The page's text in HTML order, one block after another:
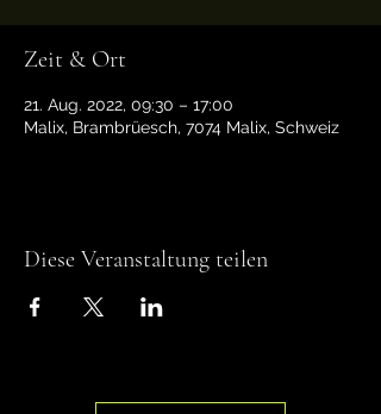
Zeit & Ort
21. Aug. 2022, 09:30 – 17:00
Malix, Brambrüesch, 7074 Malix, Schweiz
Diese Veranstaltung teilen